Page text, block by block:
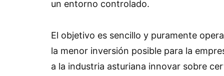
un entorno controlado.
El objetivo es sencillo y puramente
la menor inversión posible para la
a la industria asturiana innovar sobre